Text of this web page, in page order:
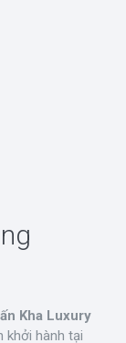
Kha Luxury
khởi hành tại